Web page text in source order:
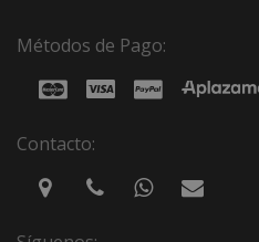
Métodos de Pago:
Contacto: